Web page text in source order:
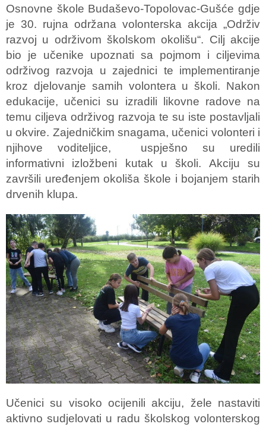
Osnovne škole Budaševo-Topolovac-Gušće gdje
je 30. rujna održana volonterska akcija „Održiv
razvoj u održivom školskom okolišu“. Cilj akcije
bio je učenike upoznati sa pojmom i ciljevima
održivog razvoja u zajednici te implementiranje
kroz djelovanje samih volontera u školi. Nakon
edukacije, učenici su izradili likovne radove na
temu ciljeva održivog razvoja te su iste postavljali
u okvire. Zajedničkim snagama, učenici volonteri i
njihove voditeljice, uspješno su uredili
informativni izložbeni kutak u školi. Akciju su
završili uređenjem okoliša škole i bojanjem starih
drvenih klupa.
Učenici su visoko ocijenili akciju, žele nastaviti
aktivno sudjelovati u radu školskog volonterskog